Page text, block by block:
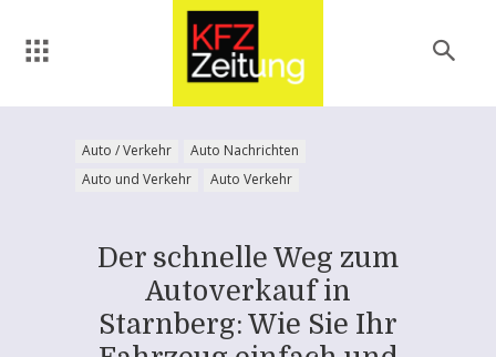
Auto / Verkehr
Auto Nachrichten
Auto und Verkehr
Auto Verkehr
Der schnelle Weg zum
Autoverkauf in
Starnberg: Wie Sie Ihr